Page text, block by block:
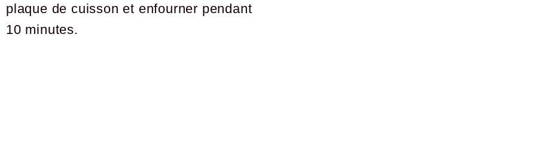
plaque de cuisson et enfourner pendant
10 minutes.